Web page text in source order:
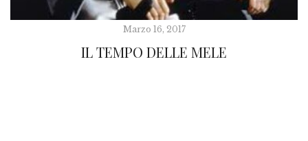
Marzo 16, 2017
IL TEMPO DELLE MELE